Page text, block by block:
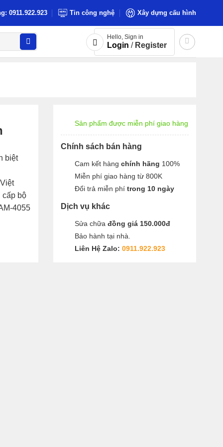
0911.922.923 Tin công nghệ Xây dựng cấu hình
Hello, Sign in
Login / Register
biệt
cấp bộ
4055
Sản phẩm được miễn phí giao hàng
Chính sách bán hàng
Cam kết hàngchính hãng 100%
Miễn phí giao hàng từ 800K
Đổi trả miễn phítrong 10 ngày
Dịch vụ khác
Sửa chữađồng giá 150.000đ
Bảo hành tại nhà.
Liên Hệ Zalo:0911.922.923